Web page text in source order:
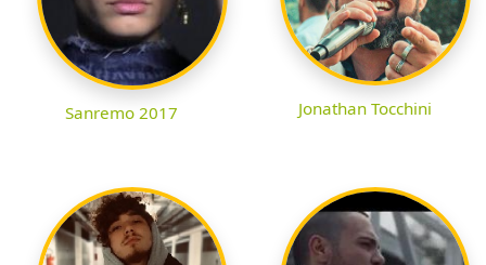
Sanremo 2017 Jonathan Tocchini